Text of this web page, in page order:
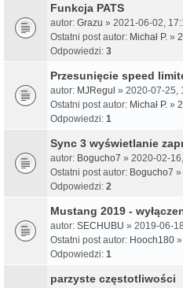
Funkcja PATS
autor: Grazu » 2021-06-02,
Ostatni post autor: Michał P. »
Odpowiedzi: 3
Przesunięcie speed
autor: MJRegul » 2020-07-25,
Ostatni post autor: Michał P. »
Odpowiedzi: 1
Sync 3 wyświetlanie
autor: Bogucho7 » 2020-02-
Ostatni post autor: Bogucho7 »
Odpowiedzi: 2
Mustang 2019 -
autor: SECHUBU » 2019-06-
Ostatni post autor: Hooch180 »
Odpowiedzi: 1
parzyste częstotliwości